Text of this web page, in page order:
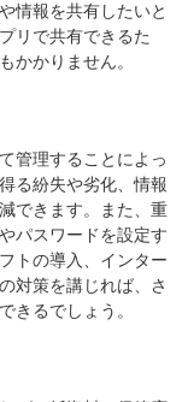
情報を共有したいと
リで共有できるた
かかりません。
管理することによっ
る紛失や劣化、情報
できます。また、重
パスワードを設定す
トの導入、インター
対策を講じれば、さ
きるでしょう。